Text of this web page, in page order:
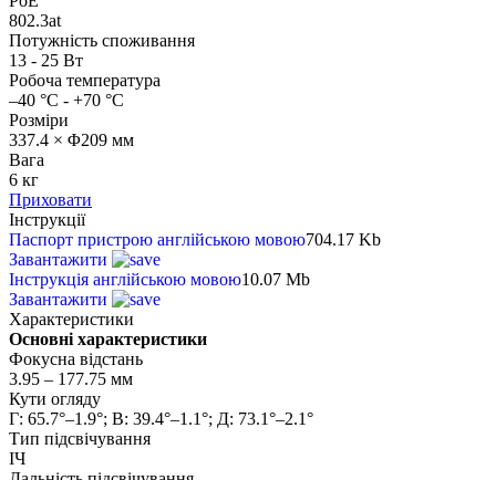
802.3at
Потужність споживання
13 - 25 Вт
Робоча температура
–40 °C - +70 °C
Розміри
337.4 × Φ209 мм
Вага
6 кг
Приховати
Інструкції
Паспорт пристрою англійською мовою704.17 Kb
Завантажити
Інструкція англійською мовою10.07 Mb
Завантажити
Характеристики
Основні характеристики
Фокусна відстань
3.95 – 177.75 мм
Кути огляду
Г: 65.7°–1.9°; В: 39.4°–1.1°; Д: 73.1°–2.1°
Тип підсвічування
ІЧ